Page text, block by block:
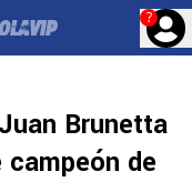
?
Brunetta
de